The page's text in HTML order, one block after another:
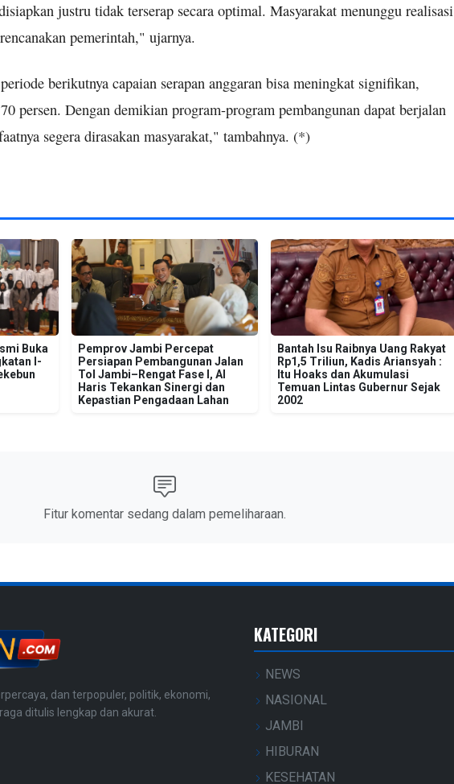
justru tidak terserap secara optimal. Masyarakat menunggu realisasi
pemerintah," ujarnya.
berikutnya capaian serapan anggaran bisa meningkat signifikan,
persen. Dengan demikian program-program pembangunan dapat berjalan
segera dirasakan masyarakat," tambahnya. (*)
Buka
I-
Pemprov Jambi Percepat
Persiapan Pembangunan Jalan
Tol Jambi–Rengat Fase I, Al
Haris Tekankan Sinergi dan
Kepastian Pengadaan Lahan
Bantah Isu Raibnya Uang Rakyat
Rp1,5 Triliun, Kadis Ariansyah :
Itu Hoaks dan Akumulasi
Temuan Lintas Gubernur Sejak
2002
Fitur komentar sedang dalam pemeliharaan.
dan terpopuler, politik, ekonomi,
ditulis lengkap dan akurat.
KATEGORI
NEWS
NASIONAL
JAMBI
HIBURAN
KESEHATAN